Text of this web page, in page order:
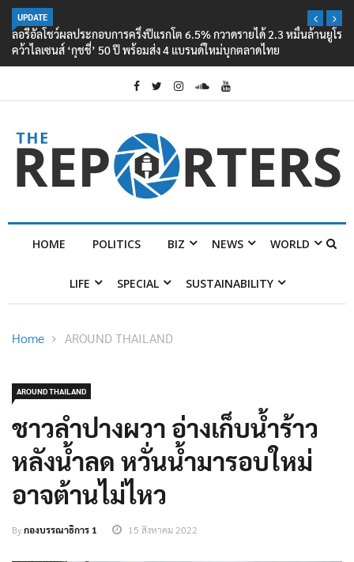
UPDATE
ลอรีอัลโชว์ผลประกอบการครึ่งปีแรกโต 6.5% กวาดรายได้ 2.3 หมื่นล้านยูโร
คว้าไลเซนส์ ‘กุชชี่’ 50 ปี พร้อมส่ง 4 แบรนด์ใหม่บุกตลาดไทย
HOME POLITICS BIZ NEWS WORLD
LIFE SPECIAL SUSTAINABILITY
Home AROUND THAILAND
AROUND THAILAND
ชาวลำปางผวา อ่างเก็บน้ำร้าว
หลังน้ำลด หวั่นน้ำมารอบใหม่
อาจต้านไม่ไหว
Byกองบรรณาธิการ 1 15 สิงหาคม 2022